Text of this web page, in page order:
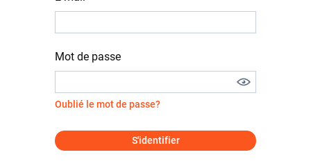
Mot de passe
Oublié le mot de passe?
S'identifier